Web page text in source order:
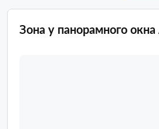
Зона у панорамного